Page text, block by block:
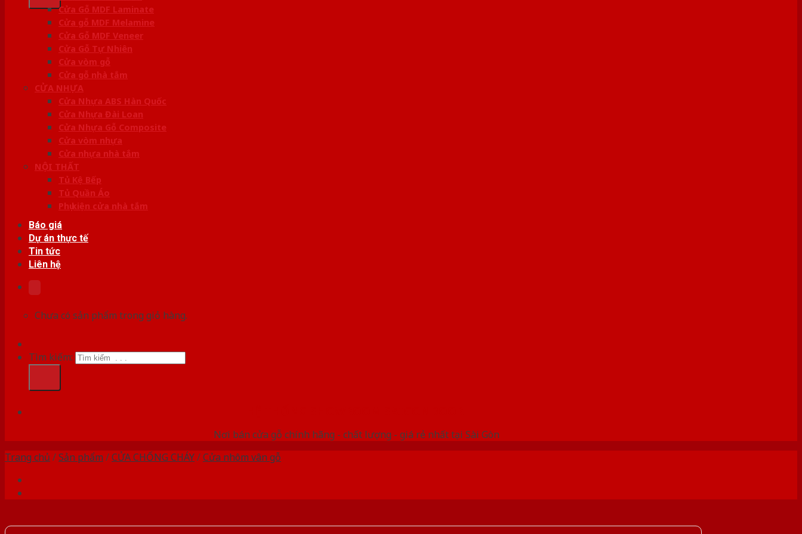
Cửa Gỗ MDF Laminate
Cửa gỗ MDF Melamine
Cửa Gỗ MDF Veneer
Cửa Gỗ Tự Nhiên
Cửa vòm gỗ
Cửa gỗ nhà tắm
CỬA NHỰA
Cửa Nhựa ABS Hàn Quốc
Cửa Nhựa Đài Loan
Cửa Nhựa Gỗ Composite
Cửa vòm nhựa
Cửa nhựa nhà tắm
NỘI THẤT
Tủ Kệ Bếp
Tủ Quần Áo
Phụ kiện cửa nhà tắm
Báo giá
Dự án thực tế
Tin tức
Liên hệ
Chưa có sản phẩm trong giỏ hàng.
Tìm kiếm:
Nơi bán cửa gỗ chính hãng - chất lượng - giá rẻ nhất tại Sài Gòn
Trang chủ /Sản phẩm /CỬA CHỐNG CHÁY/Cửa nhôm vân gỗ